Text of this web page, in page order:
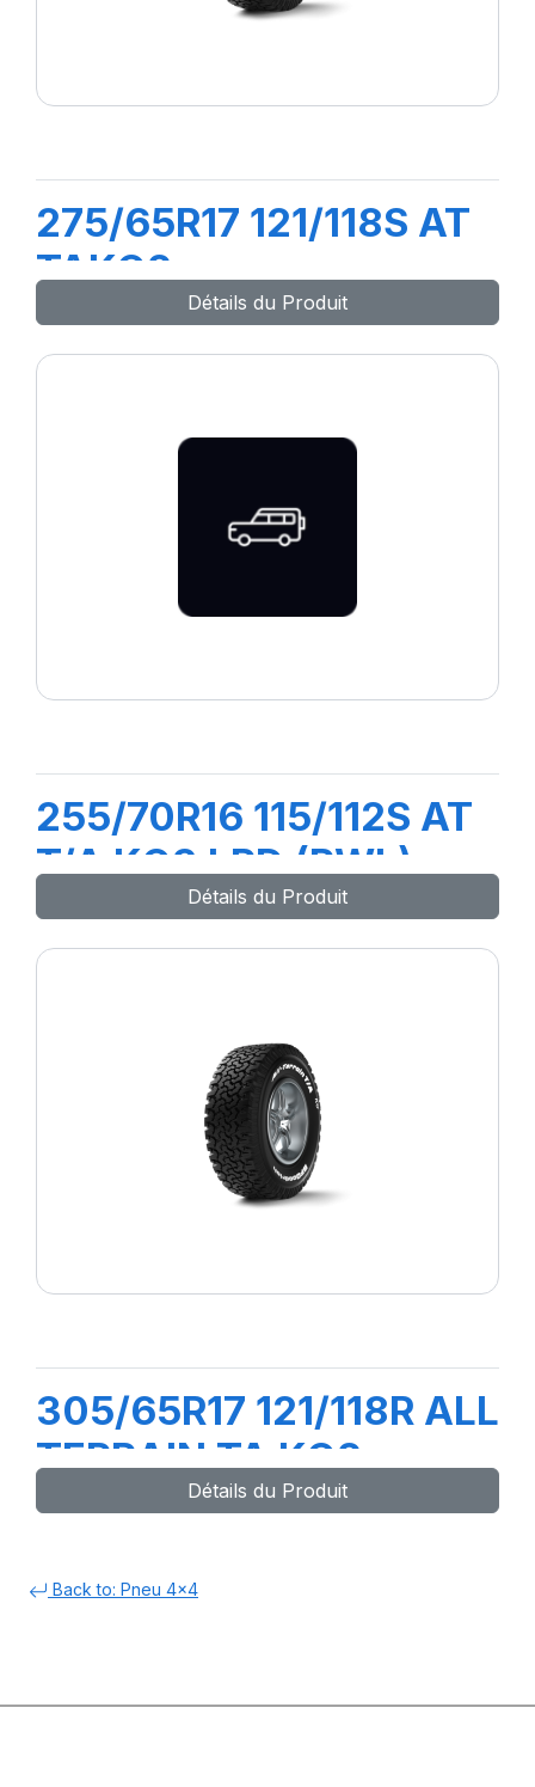
275/65R17 121/118S AT
TAKO2
Détails du Produit
255/70R16 115/112S AT
T/A KO3 LRD (RWL)
Détails du Produit
305/65R17 121/118R ALL
TERRAIN TA KO2
Détails du Produit
Back to: Pneu 4x4